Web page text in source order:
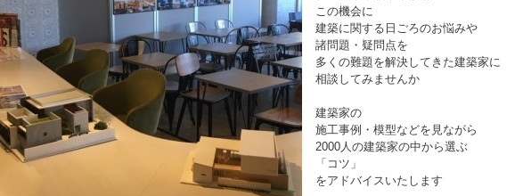
この機会に
建築に関する日ごろのお悩みや
諸問題・疑問点を
多くの難題を解決してきた建築家に
相談してみませんか
建築家の
施工事例・模型などを見ながら
2000人の建築家の中から選ぶ
「コツ」
をアドバイスいたします